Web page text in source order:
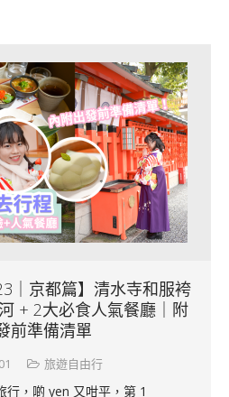
｜京都篇】清水寺和服袴
+ 2大必食人氣餐廳｜附
前準備清單
旅遊自由行
行，啲 yen 又咁平，第 1